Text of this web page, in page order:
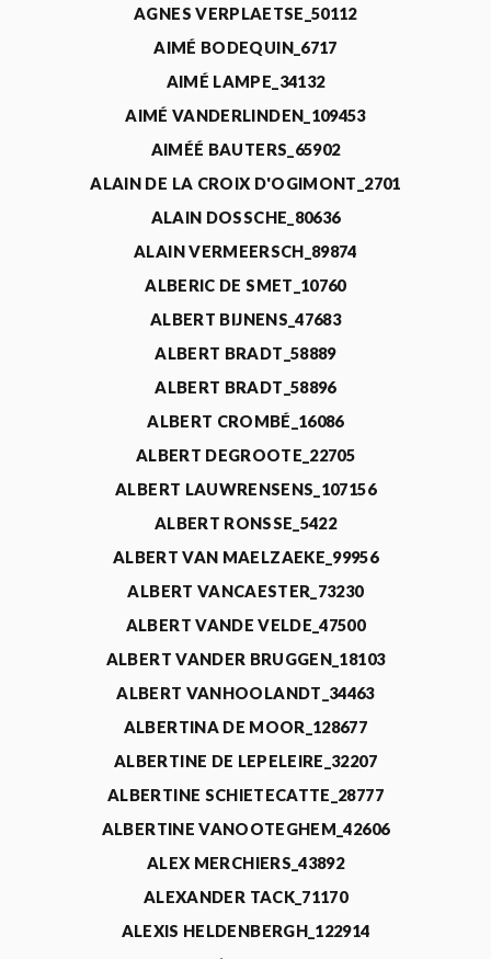
AGNES VERPLAETSE_50112
AIMÉ BODEQUIN_6717
AIMÉ LAMPE_34132
AIMÉ VANDERLINDEN_109453
AIMÉÉ BAUTERS_65902
ALAIN DE LA CROIX D'OGIMONT_2701
ALAIN DOSSCHE_80636
ALAIN VERMEERSCH_89874
ALBERIC DE SMET_10760
ALBERT BIJNENS_47683
ALBERT BRADT_58889
ALBERT BRADT_58896
ALBERT CROMBÉ_16086
ALBERT DEGROOTE_22705
ALBERT LAUWRENSENS_107156
ALBERT RONSSE_5422
ALBERT VAN MAELZAEKE_99956
ALBERT VANCAESTER_73230
ALBERT VANDE VELDE_47500
ALBERT VANDER BRUGGEN_18103
ALBERT VANHOOLANDT_34463
ALBERTINA DE MOOR_128677
ALBERTINE DE LEPELEIRE_32207
ALBERTINE SCHIETECATTE_28777
ALBERTINE VANOOTEGHEM_42606
ALEX MERCHIERS_43892
ALEXANDER TACK_71170
ALEXIS HELDENBERGH_122914